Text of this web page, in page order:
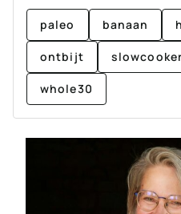
paleo banaan
ontbijt slowcooker
whole30